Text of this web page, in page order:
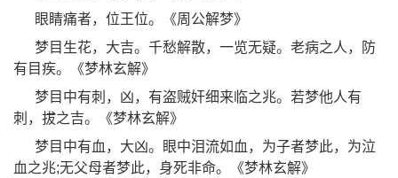
眼睛痛者，位王位。《周公解梦》
梦目生花，大吉。千愁解散，一览无疑。老病之人，防
有目疾。《梦林玄解》
梦目中有刺，凶，有盗贼奸细来临之兆。若梦他人有
刺，拔之吉。《梦林玄解》
梦目中有血，大凶。眼中泪流如血，为子者梦此，为泣
血之兆;无父母者梦此，身死非命。《梦林玄解》